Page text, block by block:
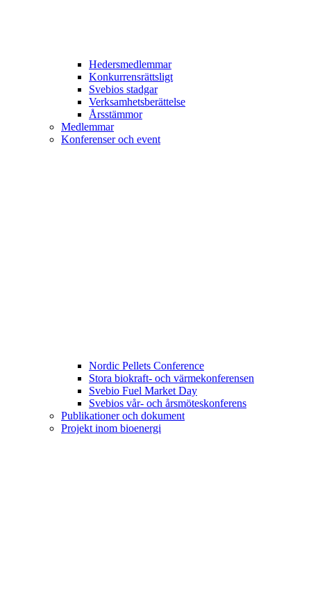
Hedersmedlemmar
Konkurrensrättsligt
Svebios stadgar
Verksamhetsberättelse
Årsstämmor
Medlemmar
Konferenser och event
Nordic Pellets Conference
Stora biokraft- och värmekonferensen
Svebio Fuel Market Day
Svebios vår- och årsmöteskonferens
Publikationer och dokument
Projekt inom bioenergi